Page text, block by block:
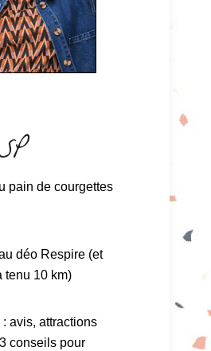
pain de courgettes
déo Respire (et
tenu 10 km)
avis, attractions
conseils pour